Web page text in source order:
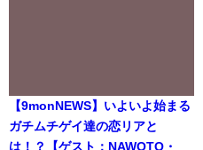
【9monNEWS】いよいよ始まる
ガチムチゲイ達の恋リアと
は！？【ゲスト：NAWOTO・